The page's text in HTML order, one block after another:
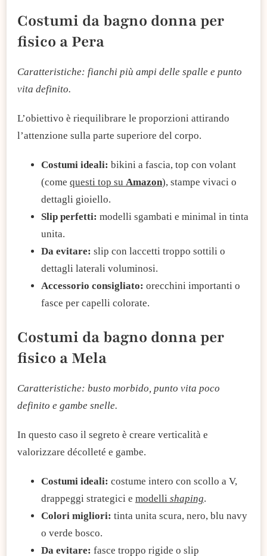
Costumi da bagno donna per
fisico a Pera
Caratteristiche: fianchi più ampi delle spalle e punto
vita definito.
L’obiettivo è riequilibrare le proporzioni attirando
l’attenzione sulla parte superiore del corpo.
Costumi ideali: bikini a fascia, top con volant
(come questi top su Amazon), stampe vivaci o
dettagli gioiello.
Slip perfetti: modelli sgambati e minimal in tinta
unita.
Da evitare: slip con laccetti troppo sottili o
dettagli laterali voluminosi.
Accessorio consigliato: orecchini importanti o
fasce per capelli colorate.
Costumi da bagno donna per
fisico a Mela
Caratteristiche: busto morbido, punto vita poco
definito e gambe snelle.
In questo caso il segreto è creare verticalità e
valorizzare décolleté e gambe.
Costumi ideali: costume intero con scollo a V,
drappeggi strategici e modelli shaping.
Colori migliori: tinta unita scura, nero, blu navy
o verde bosco.
Da evitare: fasce troppo rigide o slip